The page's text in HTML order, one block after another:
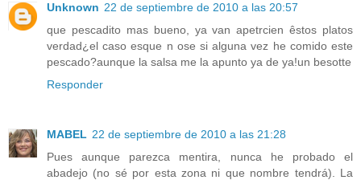
Unknown 22 de septiembre de 2010 a las 20:57
que pescadito mas bueno, ya van apetrcien êstos platos
verdad¿el caso esque n ose si alguna vez he comido este
pescado?aunque la salsa me la apunto ya de ya!un besotte
Responder
MABEL 22 de septiembre de 2010 a las 21:28
Pues aunque parezca mentira, nunca he probado el
abadejo (no sé por esta zona ni que nombre tendrá). La